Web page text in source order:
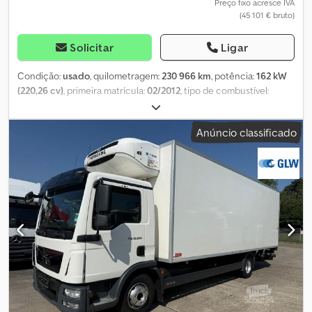
Preço fixo acresce IVA
(45 101 € bruto)
Solicitar Ligar
Condição:usado, quilometragem:230 966 km, potência:162 kW
(220,26 cv), primeira matrícula:02/2012, tipo de combustível:
, peso máximo de carga:
peso total:11 990 kg, configuração de eixo:4x2, próxima inspeção
, combustível: cinzento, cabina do
cabina diurna , tipo de engrenagem: mecânico, classe
Euro 5, suspensão:outro, número de lugares:2,
comprimento do espaço de carga:
3 800 mm
, largura do espaço
de carga:2 340 mm , Ano de fabrico: 2012
ABS,
bloqueio do diferencial, controlo de tração, controlo de
velocidade de cruzeiro, grua, * Guindaste Palfinger PK8501, 2
extensões, 7,40 m / 1000 kg * Garra para sucata * Caçamba
basculante Meiller, comprimento = 3,80 m / largura = 2,34 m *
Carga útil = 5160 kg * 2 lugares * Caixa de câmbio manual de 6
velocidades Dcjdezrhvnspfx Ablsk ... Tipo de teto: claraboia;
Execução do teto: mecânico; Rádio; Cruise control; Sistema
Anúncio classificado